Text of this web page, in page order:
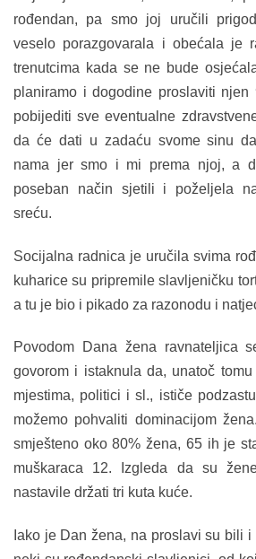
rođendan, pa smo joj uručili
veselo porazgovarala i obećala je
trenutcima kada se ne bude
planiramo i dogodine proslaviti njen
pobijediti sve eventualne
da će dati u zadaću svome sinu
nama jer smo i mi prema njoj, a
poseban način sjetili i poželjela
sreću.
Socijalna radnica je uručila svima
kuharice su pripremile slavljeničku
a tu je bio i pikado za razonodu i
Povodom Dana žena ravnateljica
govorom i istaknula da, unatoč
mjestima, politici i sl., ističe
možemo pohvaliti dominacijom
smješteno oko 80% žena, 65 ih je
muškaraca 12. Izgleda da su
nastavile držati tri kuta kuće.
Iako je Dan žena, na proslavi su bili